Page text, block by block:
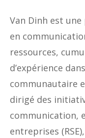
Van Dinh est
en
ressources,
d’expérience
communautaire
dirigé des
communication,
entreprises